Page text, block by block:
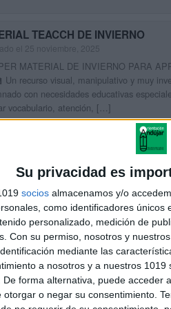
Su privacidad es
socios almacenamos y/o
como identificadores
personalizado, medición de
Con su permiso, nosotros y
mediante las
a nosotros y a nuestros
forma alternativa, puede acceder
o negar su consentimiento.
TEACCH DE INVIERNO
MATERIAL DE INVIERNO PARA
Un recurso visual, manipulativo y muy
con necesidades educativas
vocabulario, atención, […]
TEACCH DE OTOÑO
el 23 septiembre, 2025
visual, estructurado y funcional, ideal
educativas especiales.Perfecto
atención y conceptos básicos a
Este […]
LEYENDO